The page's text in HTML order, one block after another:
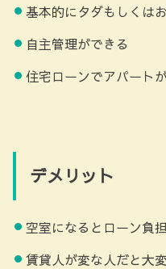
基本的にタダもしくは
自主管理ができる
住宅ローンでアパート
デメリット
空室になるとローン負
賃貸人が変な人だと大変